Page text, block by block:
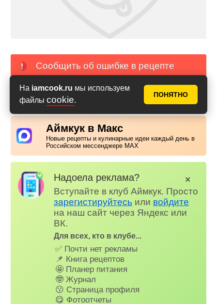
На iamcook.ru мы используем
файлы cookie.
ПОНЯТНО
Сообщить об ошибке в рецепте
PDF с фото PDF без фото
Аймкук в Макс
Новые рецепты и кулинарные идеи каждый день в
Российском мессенджере MAX
Надоела реклама?
Вступайте в клуб Аймкук. Просто
зарегистируйтесь или войдите
на наш сайт через Яндекс или
ВК.
Для всех, кто в клубе...
✅ Почти нет рекламы
📌 Книга рецептов
🤩 Планер питания
🤓 Журнал
😗 Страница профиля
😋 Фотоотчеты
✕